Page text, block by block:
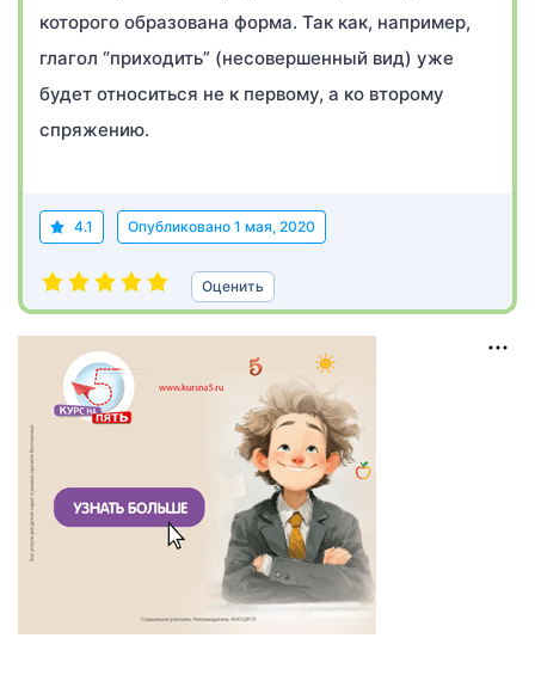
которого образована форма. Так как, например,
глагол “приходить” (несовершенный вид) уже
будет относиться не к первому, а ко второму
спряжению.
4.1 Опубликовано 1 мая, 2020
Оценить